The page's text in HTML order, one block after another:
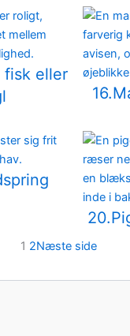
fisk eller
1 2Næste side